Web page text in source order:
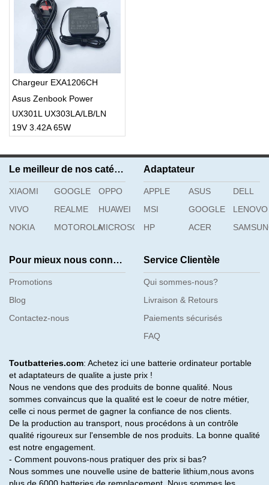
Chargeur EXA1206CH
Asus Zenbook Power
UX301L UX303LA/LB/LN
UX303UA UX303UB
19V 3.42A 65W
Le meilleur de nos catégories
XIAOMI GOOGLE
OPPO
VIVO
REALME
HUAWEI
NOKIA
MOTOROLAMICROSOFT
Adaptateur
APPLE ASUS
DELL
MSI
GOOGLE
LENOVO
HP
ACER
Pour mieux nous connaître
Promotions
Blog
Contactez-nous
Service Clientèle
Qui sommes-nous?
Livraison & Retours
Paiements sécurisés
FAQ
Toutbatteries.com: Achetez ici une batterie ordinateur portable
et adaptateurs de qualite a juste prix !
Nous ne vendons que des produits de bonne qualité. Nous
sommes convaincus que la qualité est le coeur de notre métier,
celle ci nous permet de gagner la confiance de nos clients.
De la production au transport, nous procédons à un contrôle
qualité rigoureux sur l'ensemble de nos produits. La bonne qualité
est notre engagement.
- Comment pouvons-nous pratiquer des prix si bas?
Nous sommes une nouvelle usine de batterie lithium,nous avons